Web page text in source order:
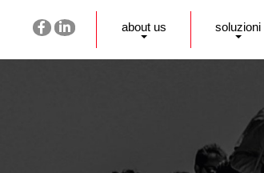
about us soluzioni